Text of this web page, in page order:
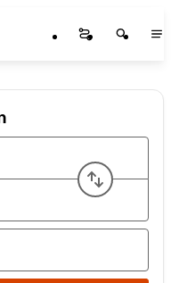
Startseite
Start